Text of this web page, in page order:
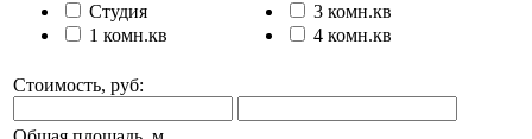
Студия
1 комн.кв
3 комн.кв
4 комн.кв
Стоимость, руб: